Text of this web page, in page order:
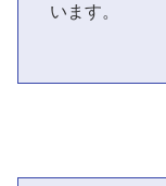
います。